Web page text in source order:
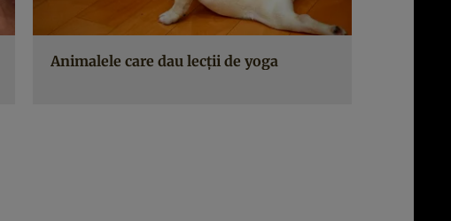
Animalele care dau lecţii de yoga